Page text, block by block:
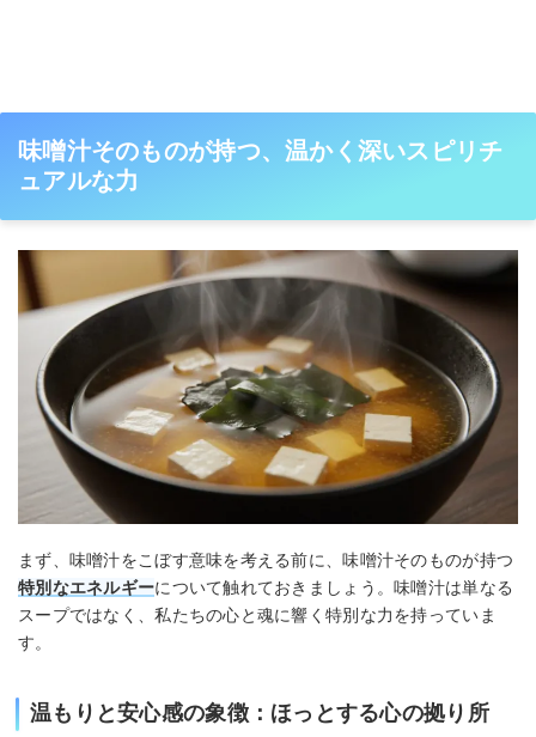
味噌汁そのものが持つ、温かく深いスピリチ
ュアルな力
まず、味噌汁をこぼす意味を考える前に、味噌汁そのものが持つ
特別なエネルギーについて触れておきましょう。味噌汁は単なる
スープではなく、私たちの心と魂に響く特別な力を持っていま
す。
温もりと安心感の象徴：ほっとする心の拠り所